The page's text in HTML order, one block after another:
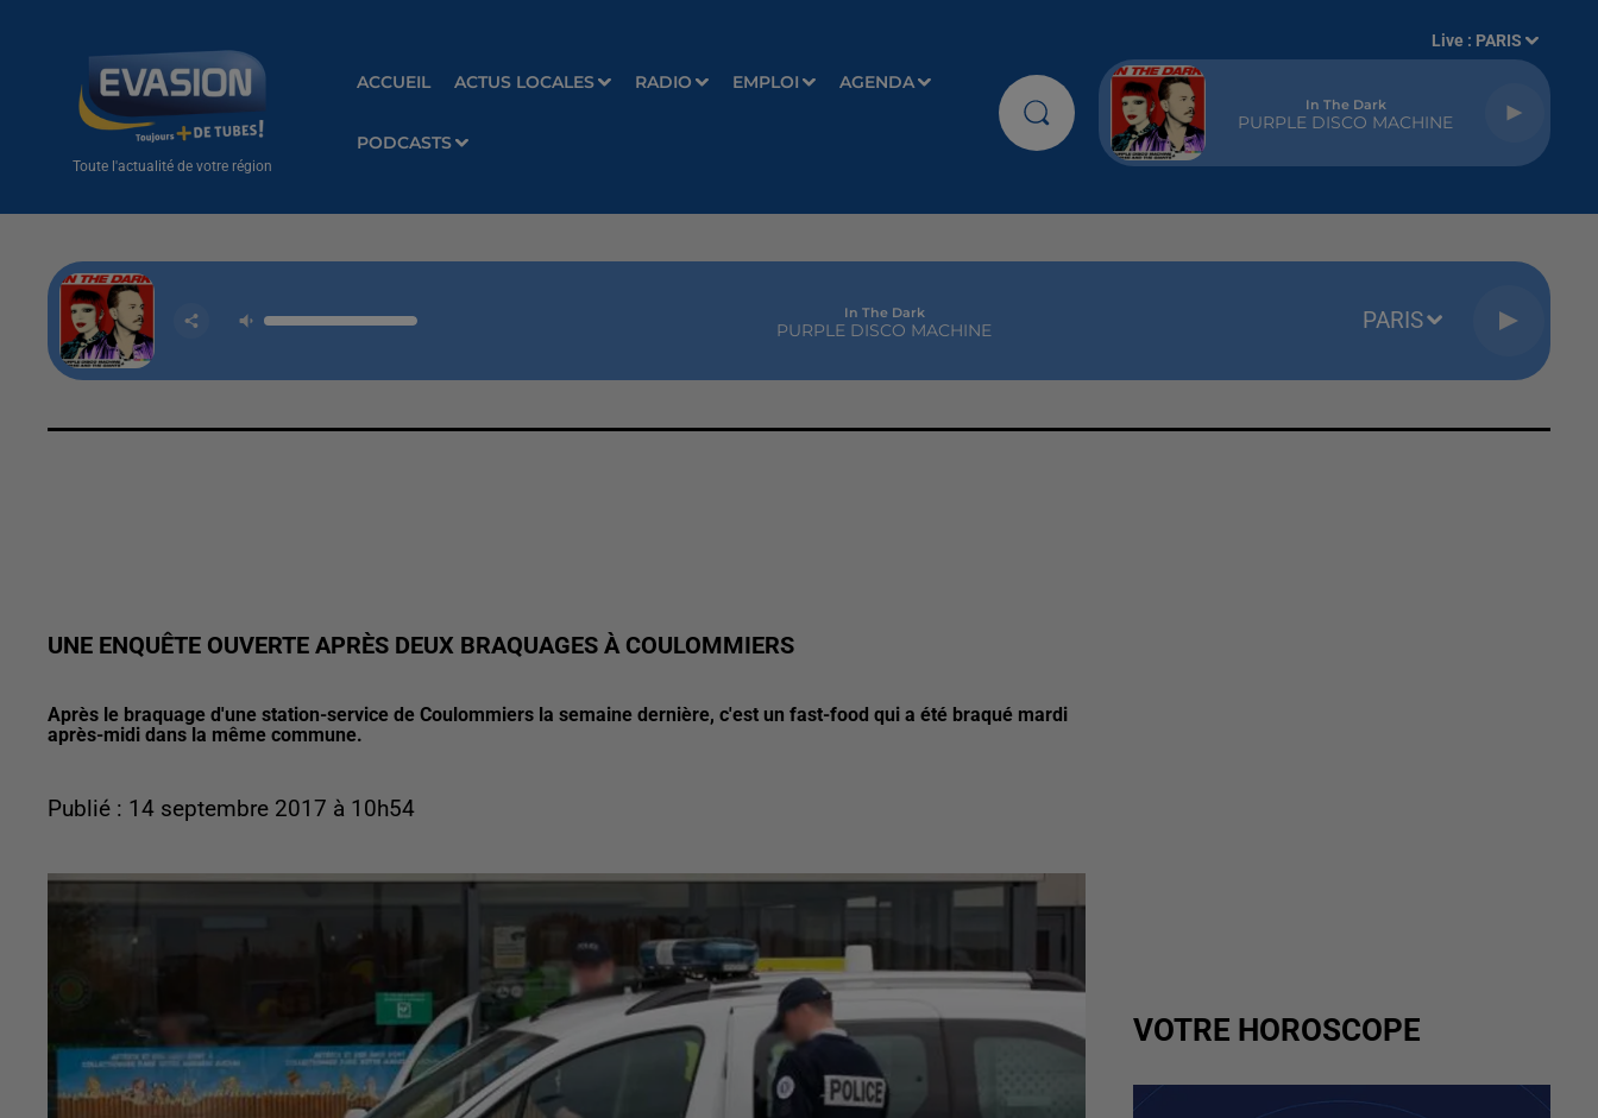
Toute l'actualité de votre région
ACCUEIL ACTUS LOCALES RADIO EMPLOI AGENDA
PODCASTS
Live : PARIS
In The Dark
PURPLE DISCO MACHINE
In The Dark
PURPLE DISCO MACHINE PARIS
UNE ENQUÊTE OUVERTE APRÈS DEUX BRAQUAGES À COULOMMIERS
Après le braquage d'une station-service de Coulommiers la semaine dernière, c'est un fast-food qui a été braqué mardi
après-midi dans la même commune.
Publié : 14 septembre 2017 à 10h54
VOTRE HOROSCOPE